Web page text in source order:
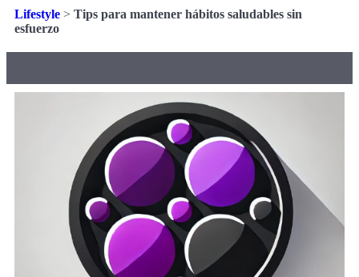
Lifestyle > Tips para mantener hábitos saludables sin
esfuerzo